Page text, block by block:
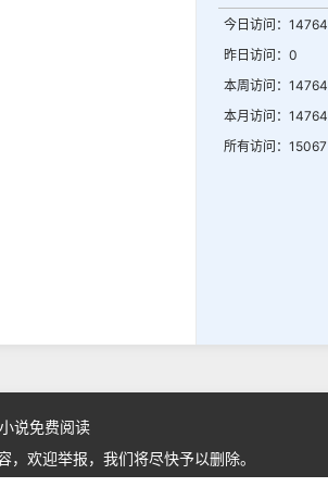
今日访问：14764
昨日访问：0
本周访问：14764
本月访问：14764
所有访问：15067
说免费阅读
欢迎举报，我们将尽快予以删除。